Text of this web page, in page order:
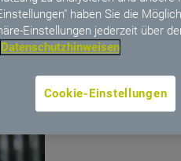
war 2012 in den Aufsichtsrat
berufen und 2014 jeweils zu
haben Sie die
Einstellungen jederzeit über
Datenschutzhinweisen
Cookie-Einstellungen